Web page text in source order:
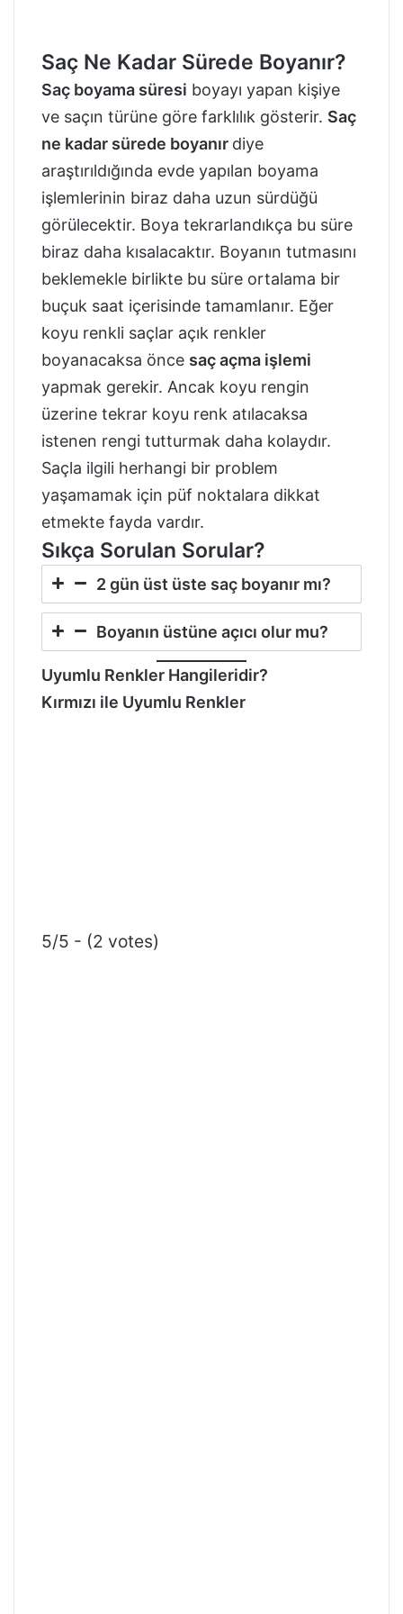
Saç Ne Kadar Sürede Boyanır?
Saç boyama süresi boyayı yapan kişiye
ve saçın türüne göre farklılık gösterir. Saç
ne kadar sürede boyanır diye
araştırıldığında evde yapılan boyama
işlemlerinin biraz daha uzun sürdüğü
görülecektir. Boya tekrarlandıkça bu süre
biraz daha kısalacaktır. Boyanın tutmasını
beklemekle birlikte bu süre ortalama bir
buçuk saat içerisinde tamamlanır. Eğer
koyu renkli saçlar açık renkler
boyanacaksa önce saç açma işlemi
yapmak gerekir. Ancak koyu rengin
üzerine tekrar koyu renk atılacaksa
istenen rengi tutturmak daha kolaydır.
Saçla ilgili herhangi bir problem
yaşamamak için püf noktalara dikkat
etmekte fayda vardır.
Sıkça Sorulan Sorular?
2 gün üst üste saç boyanır mı?
Boyanın üstüne açıcı olur mu?
Uyumlu Renkler Hangileridir?
Kırmızı ile Uyumlu Renkler
5/5 - (2 votes)